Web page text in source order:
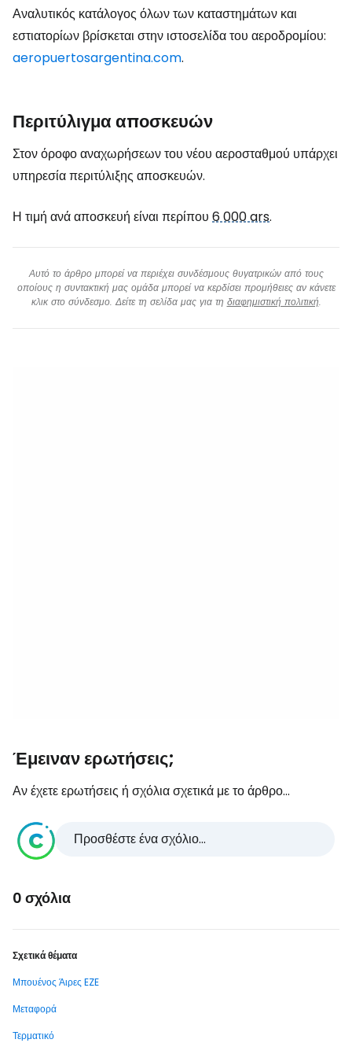
Αναλυτικός κατάλογος όλων των καταστημάτων και
εστιατορίων βρίσκεται στην ιστοσελίδα του αεροδρομίου:
aeropuertosargentina.com.
Περιτύλιγμα αποσκευών
Στον όροφο αναχωρήσεων του νέου αεροσταθμού υπάρχει
υπηρεσία περιτύλιξης αποσκευών.
Η τιμή ανά αποσκευή είναι περίπου 6 000 ars.
Αυτό το άρθρο μπορεί να περιέχει συνδέσμους θυγατρικών από τους
οποίους η συντακτική μας ομάδα μπορεί να κερδίσει προμήθειες αν κάνετε
κλικ στο σύνδεσμο. Δείτε τη σελίδα μας για τη διαφημιστική πολιτική.
Έμειναν ερωτήσεις;
Αν έχετε ερωτήσεις ή σχόλια σχετικά με το άρθρο...
Προσθέστε ένα σχόλιο...
0 σχόλια
Σχετικά θέματα
Μπουένος Άιρες EZE
Μεταφορά
Τερματικό